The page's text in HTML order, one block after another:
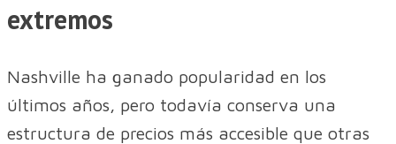
extremos
Nashville ha ganado popularidad en los
últimos años, pero todavía conserva una
estructura de precios más accesible que otras